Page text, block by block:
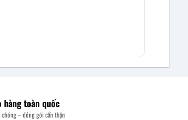
hàng toàn quốc
chóng – đóng gói cẩn thận